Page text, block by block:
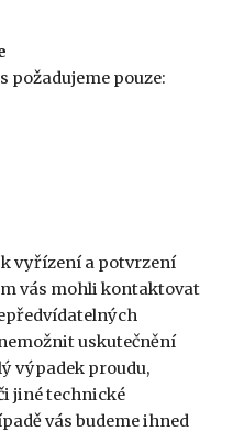
požadujeme pouze:
k vyřízení a potvrzení
vás mohli kontaktovat
uskutečnění
výpadek proudu,
jiné technické
vás budeme ihned